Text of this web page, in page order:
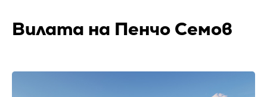
Вилата на Пенчо Семов